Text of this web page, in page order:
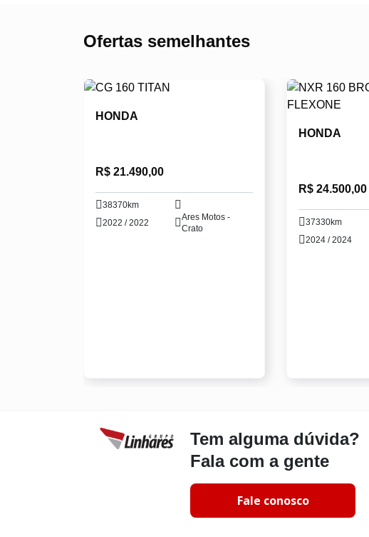
Ofertas semelhantes
HONDA
R$ 21.490,00
38370km
2022 / 2022
Ares Motos -
Crato
HONDA
R$ 24.500,00
37330km
2024 / 2024
Tem alguma dúvida?
Fala com a gente
Fale conosco